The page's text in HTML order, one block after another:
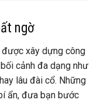
ngờ
xây dựng công
cảnh đa dạng như
lâu đài cổ. Những
ẩn, đưa bạn bước